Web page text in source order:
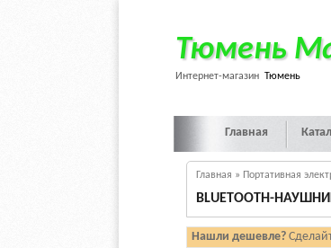
Тюмень
Интернет-магазин Тюмень
Главная
Главная » Портативная
BLUETOOTH-
Нашли дешевле?